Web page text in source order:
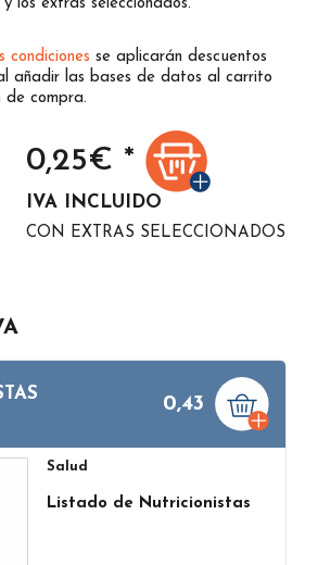
los extras seleccionados.
condiciones se aplicarán descuentos
añadir las bases de datos al carrito
de compra.
0,25€ *
IVA INCLUIDO
CON EXTRAS SELECCIONADOS
0,43
Salud
Listado de Nutricionistas